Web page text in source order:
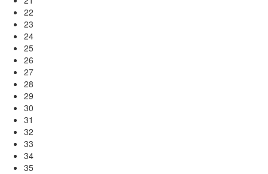
22
23
24
25
26
27
28
29
30
31
32
33
34
35